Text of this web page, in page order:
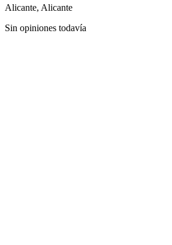
Alicante, Alicante
Sin opiniones todavía